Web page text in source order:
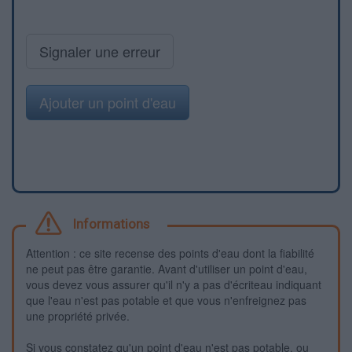
Signaler une erreur
Ajouter un point d'eau
Informations
Attention : ce site recense des points d'eau dont la fiabilité
ne peut pas être garantie. Avant d'utiliser un point d'eau,
vous devez vous assurer qu'il n'y a pas d'écriteau indiquant
que l'eau n'est pas potable et que vous n'enfreignez pas
une propriété privée.
Si vous constatez qu'un point d'eau n'est pas potable, ou